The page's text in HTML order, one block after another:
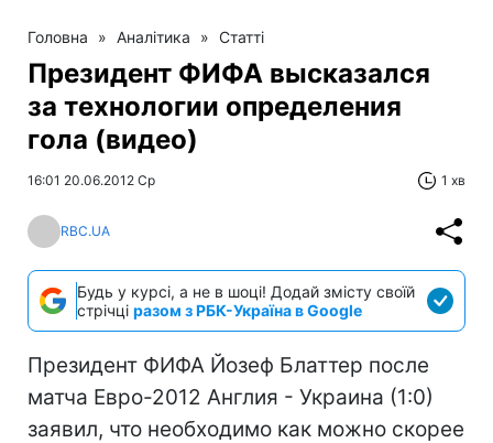
Головна » Аналітика » Статті
Президент ФИФА высказался
за технологии определения
гола (видео)
16:01 20.06.2012 Ср 1 хв
RBC.UA
Будь у курсі, а не в шоці! Додай змісту своїй
стрічці разом з РБК-Україна в Google
Президент ФИФА Йозеф Блаттер после
матча Евро-2012 Англия - Украина (1:0)
заявил, что необходимо как можно скорее